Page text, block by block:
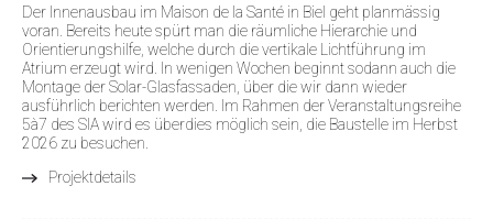
Der Innenausbau im Maison de la Santé in Biel geht planmässig
voran. Bereits heute spürt man die räumliche Hierarchie und
Orientierungshilfe, welche durch die vertikale Lichtführung im
Atrium erzeugt wird. In wenigen Wochen beginnt sodann auch die
Montage der Solar-Glasfassaden, über die wir dann wieder
ausführlich berichten werden. Im Rahmen der Veranstaltungsreihe
5à7 des SIA wird es überdies möglich sein, die Baustelle im Herbst
2026 zu besuchen.
Projektdetails